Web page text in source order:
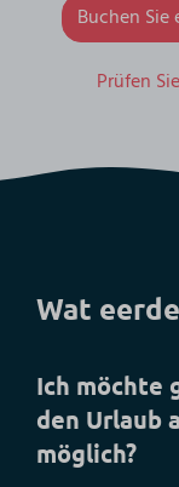
Buchen
Prüfen
Wat
Ich möchte
den Urlaub
möglich?